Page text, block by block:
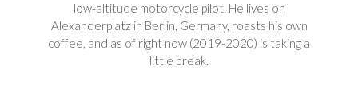
low-altitude motorcycle pilot. He lives on
Alexanderplatz in Berlin, Germany, roasts his own
coffee, and as of right now (2019-2020) is taking a
little break.